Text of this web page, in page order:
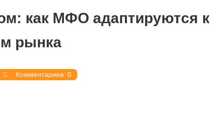
как МФО адаптируются к
рынка
Комментариев: 0